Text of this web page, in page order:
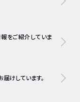
をご紹介していま
けしています。